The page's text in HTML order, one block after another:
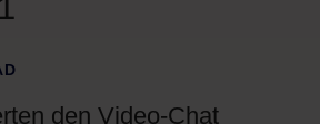
den Video-Chat